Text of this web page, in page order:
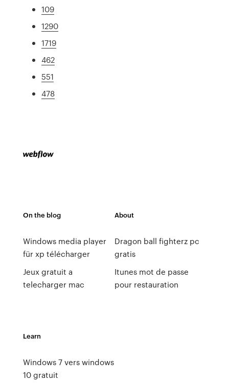
109
1290
1719
462
551
478
On the blog
Windows media player
für xp télécharger
Jeux gratuit a
telecharger mac
About
Dragon ball fighterz pc
gratis
Itunes mot de passe
pour restauration
Learn
Windows 7 vers windows
10 gratuit